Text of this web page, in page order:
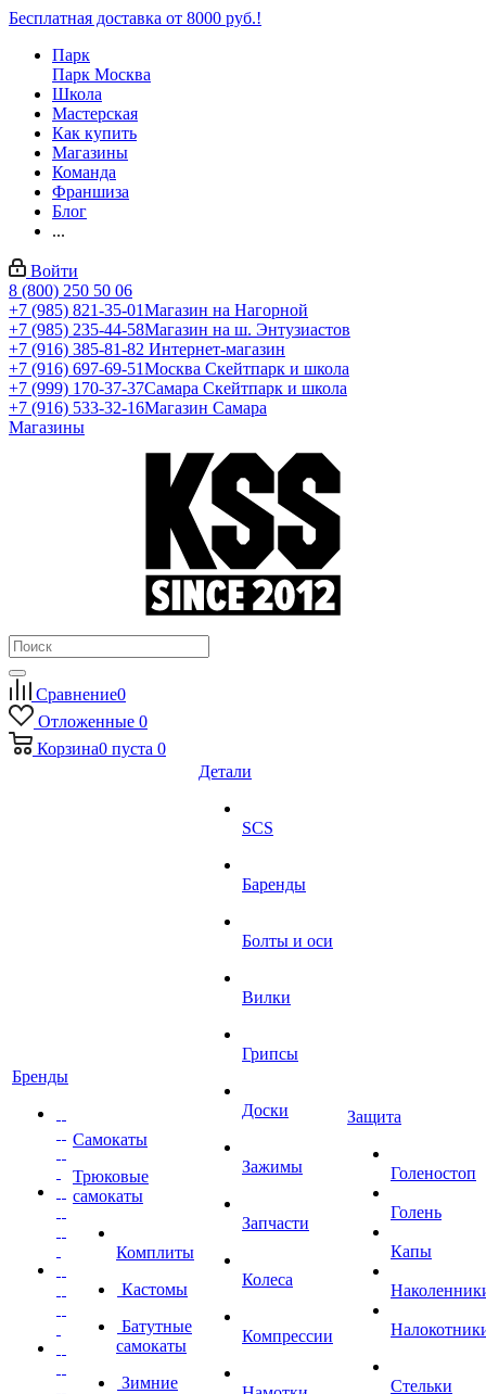
Бесплатная доставка от 8000 руб.!
Парк
Парк Москва
Школа
Мастерская
Как купить
Магазины
Команда
Франшиза
Блог
...
Войти
8 (800) 250 50 06
+7 (985) 821-35-01Магазин на Нагорной
+7 (985) 235-44-58Магазин на ш. Энтузиастов
+7 (916) 385-81-82 Интернет-магазин
+7 (916) 697-69-51Москва Скейтпарк и школа
+7 (999) 170-37-37Самара Скейтпарк и школа
+7 (916) 533-32-16Магазин Самара
Магазины
Сравнение0
Отложенные 0
Корзина0 пуста 0
Бренды
Самокаты
Трюковые
самокаты
Комплиты
Кастомы
Батутные
самокаты
Зимние
Детали
SCS
Баренды
Болты и оси
Вилки
Грипсы
Доски
Зажимы
Запчасти
Колеса
Компрессии
Защита
Голеностоп
Голень
Капы
Стельки